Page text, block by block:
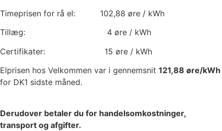
Timeprisen for rå el: 102,88 øre / kWh
Tillæg: 4 øre / kWh
Certifikater: 15 øre / kWh
Elprisen hos Velkommen var i gennemsnit 121,88 øre/kWh
for DK1 sidste måned.
Derudover betaler du for handelsomkostninger,
transport og afgifter.